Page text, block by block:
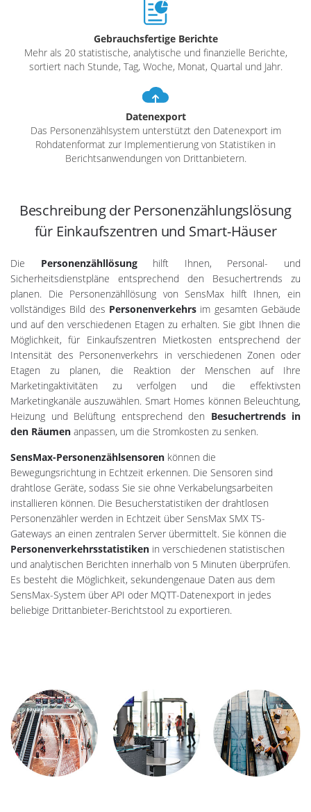
Gebrauchsfertige Berichte
Mehr als 20 statistische, analytische und finanzielle Berichte,
sortiert nach Stunde, Tag, Woche, Monat, Quartal und Jahr.
Datenexport
Das Personenzählsystem unterstützt den Datenexport im
Rohdatenformat zur Implementierung von Statistiken in
Berichtsanwendungen von Drittanbietern.
Beschreibung der Personenzählungslösung
für Einkaufszentren und Smart-Häuser
Die Personenzähllösunghilft Ihnen, Personal- und
Sicherheitsdienstpläne entsprechend den Besuchertrends zu
planen. Die Personenzähllösung von SensMax hilft Ihnen, ein
vollständiges Bild des Personenverkehrs im gesamten Gebäude
und auf den verschiedenen Etagen zu erhalten. Sie gibt Ihnen die
Möglichkeit, für Einkaufszentren Mietkosten entsprechend der
Intensität des Personenverkehrs in verschiedenen Zonen oder
Etagen zu planen, die Reaktion der Menschen auf Ihre
Marketingaktivitäten zu verfolgen und die effektivsten
Marketingkanäle auszuwählen. Smart Homes können Beleuchtung,
Heizung und Belüftung entsprechend den Besuchertrends in
den Räumen anpassen, um die Stromkosten zu senken.
SensMax-Personenzählsensoren können die
Bewegungsrichtung in Echtzeit erkennen. Die Sensoren sind
drahtlose Geräte, sodass Sie sie ohne Verkabelungsarbeiten
installieren können. Die Besucherstatistiken der drahtlosen
Personenzähler werden in Echtzeit über SensMax SMX TS-
Gateways an einen zentralen Server übermittelt. Sie können die
Personenverkehrsstatistiken in verschiedenen statistischen
und analytischen Berichten innerhalb von 5 Minuten überprüfen.
Es besteht die Möglichkeit, sekundengenaue Daten aus dem
SensMax-System über API oder MQTT-Datenexport in jedes
beliebige Drittanbieter-Berichtstool zu exportieren.